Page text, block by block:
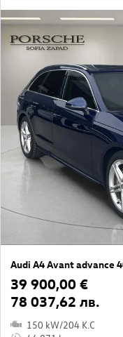
Audi A4 Avant advance
39 900,00 €
78 037,62 лв.
150 kW/204 K.C